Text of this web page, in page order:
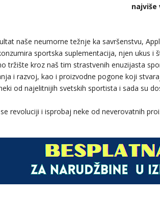
najviše
naše neumorne težnje ka savršenstvu,
sportska suplementacija, njen ukus
tržište kroz naš tim strastvenih enuzijasta
i razvoj, kao i proizvodne pogone koji
od najelitnijih svetskih sportista i sada su
revoluciji i isprobaj neke od neverovatnih